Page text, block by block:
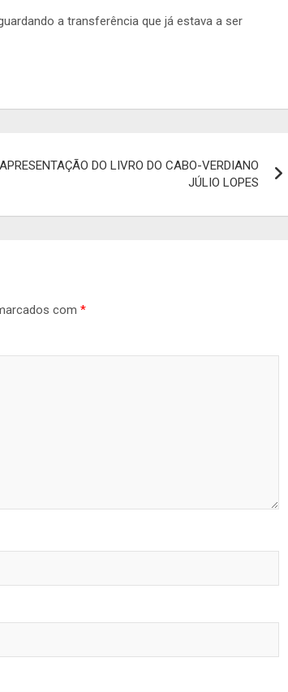
a transferência que já estava a ser
APRESENTAÇÃO DO LIVRO DO CABO-VERDIANO
JÚLIO LOPES
com *